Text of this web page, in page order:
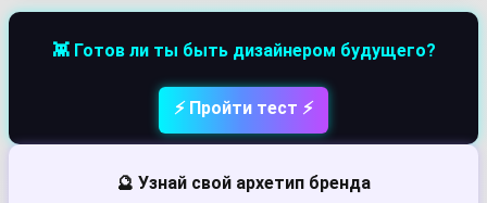
👾 Готов ли ты быть дизайнером будущего?
⚡ Пройти тест ⚡
🔮 Узнай свой архетип бренда